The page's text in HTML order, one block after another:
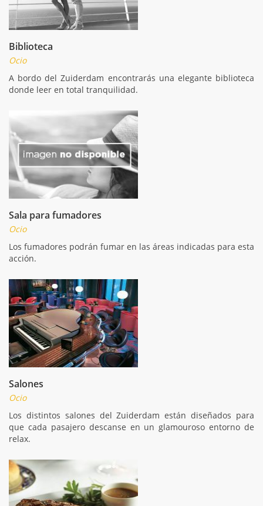
Biblioteca
Ocio
A bordo del Zuiderdam encontrarás una elegante biblioteca
donde leer en total tranquilidad.
Sala para fumadores
Ocio
Los fumadores podrán fumar en las áreas indicadas para esta
acción.
Salones
Ocio
Los distintos salones del Zuiderdam están diseñados para
que cada pasajero descanse en un glamouroso entorno de
relax.